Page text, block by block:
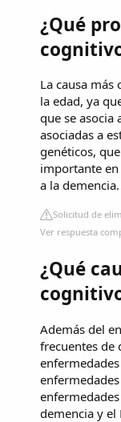
¿Qué
La causa
la edad, ya
que se asocia
asociadas a
genéticos,
importante
a la demencia.
Solicitud de
Ver respuesta
¿Qué
Además del
frecuentes de
demencia y el